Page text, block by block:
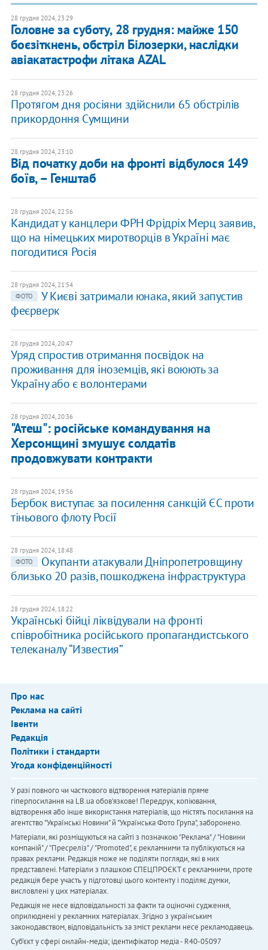
28 грудня 2024, 23:29
Головне за суботу, 28 грудня: майже 150
боєзіткнень, обстріл Білозерки, наслідки
авіакатастрофи літака AZAL
28 грудня 2024, 23:26
Протягом дня росіяни здійснили 65 обстрілів
прикордоння Сумщини
28 грудня 2024, 23:10
Від початку доби на фронті відбулося 149
боїв, – Генштаб
28 грудня 2024, 22:56
Кандидат у канцлери ФРН Фрідріх Мерц заявив,
що на німецьких миротворців в Україні має
погодитися Росія
28 грудня 2024, 21:54
ФОТО
У Києві затримали юнака, який запустив
феєрверк
28 грудня 2024, 20:47
Уряд спростив отримання посвідок на
проживання для іноземців, які воюють за
Україну або є волонтерами
28 грудня 2024, 20:36
"Атеш": російське командування на
Херсонщині змушує солдатів
продовжувати контракти
28 грудня 2024, 19:56
Бербок виступає за посилення санкцій ЄС проти
тіньового флоту Росії
28 грудня 2024, 18:48
ФОТО
Окупанти атакували Дніпропетровщину
близько 20 разів, пошкоджена інфраструктура
28 грудня 2024, 18:22
Українські бійці ліквідували на фронті
співробітника російського пропагандистського
телеканалу “Известия”
Про нас
Реклама на сайті
Івенти
Редакція
Політики і стандарти
Угода конфіденційності
У разі повного чи часткового відтворення матеріалів пряме
гіперпосилання на LB.ua обов'язкове! Передрук, копіювання,
відтворення або інше використання матеріалів, що містять посилання на
агентство "Українськi Новини" й "Українська Фото Група", заборонено.
Матеріали, які розміщуються на сайті з позначкою "Реклама" / "Новини
компаній" / "Пресреліз" / "Promoted", є рекламними та публікуються на
правах реклами. Редакція може не поділяти погляди, які в них
представлені. Матеріали з плашкою СПЕЦПРОЄКТ є рекламними, проте
редакція бере участь у підготовці цього контенту і поділяє думки,
висловлені у цих матеріалах.
Редакція не несе відповідальності за факти та оціночні судження,
оприлюднені у рекламних матеріалах. Згідно з українським
законодавством, відповідальність за зміст реклами несе рекламодавець.
Cуб'єкт у сфері онлайн-медіа; ідентифікатор медіа - R40-05097